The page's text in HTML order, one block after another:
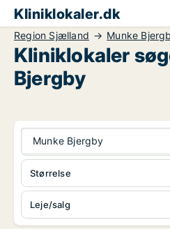
Kliniklokaler.dk
Region Sjælland Munke
Kliniklokaler
Bjergby
Munke Bjergby
Leje/salg
Størrelse